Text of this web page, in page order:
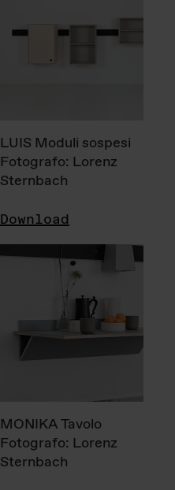
LUIS Moduli sospesi
Fotografo: Lorenz
Sternbach
Download
MONIKA Tavolo
Fotografo: Lorenz
Sternbach